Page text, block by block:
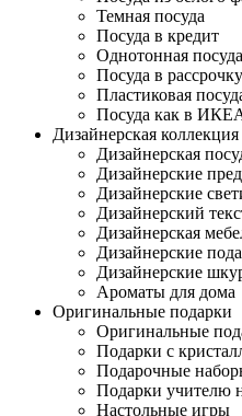
Темная посуда
Посуда в кредит
Однотонная посуда
Посуда в рассрочку
Пластиковая
Посуда как в
Дизайнерская коллекция
Дизайнерская
Дизайнерские
Дизайнерские
Дизайнерский
Дизайнерская
Дизайнерские
Дизайнерские
Ароматы для дома
Оригинальные подарки
Оригинальные
Подарки с
Подарочные
Подарки учителю
Настольные игры